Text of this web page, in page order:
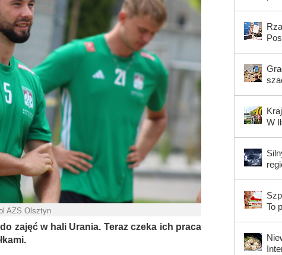
AZS Olsztyn
zajęć w hali Urania. Teraz czeka ich praca
W
To